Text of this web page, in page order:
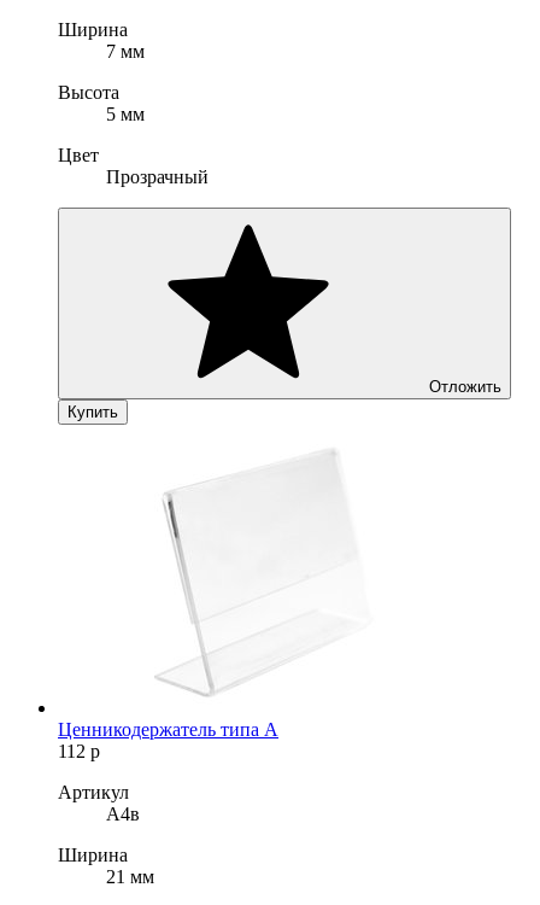
Ширина
7 мм
Высота
5 мм
Цвет
Прозрачный
Отложить
Купить
Ценникодержатель типа А
112 р
Артикул
A4в
Ширина
21 мм